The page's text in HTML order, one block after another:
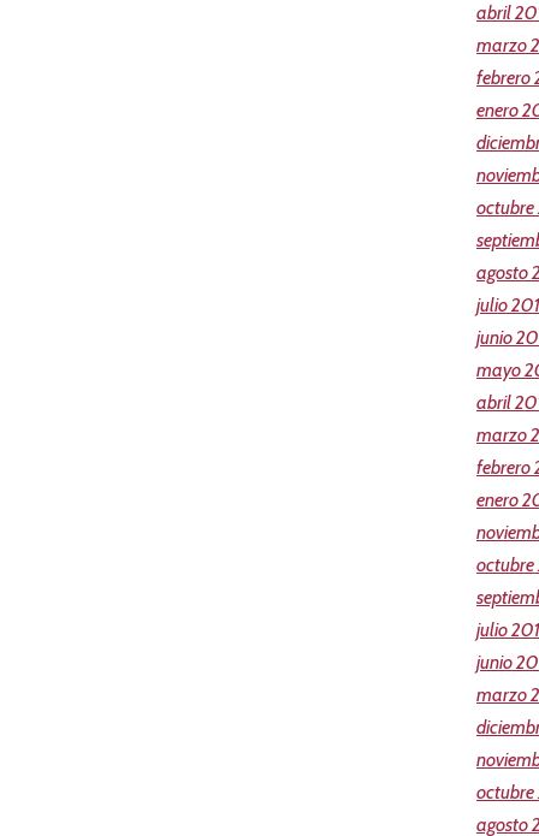
abril
marzo
febrero
enero
octubre
agosto
julio
junio
mayo
abril
marzo
febrero
enero
octubre
julio
junio
marzo
octubre
agosto